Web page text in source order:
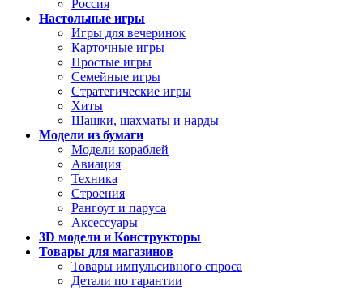
Россия
Настольные игры
Игры для вечеринок
Карточные игры
Простые игры
Семейные игры
Стратегические игры
Хиты
Шашки, шахматы и нарды
Модели из бумаги
Модели кораблей
Авиация
Техника
Строения
Рангоут и паруса
Аксессуары
3D модели и Конструкторы
Товары для магазинов
Товары импульсивного спроса
Детали по гарантии